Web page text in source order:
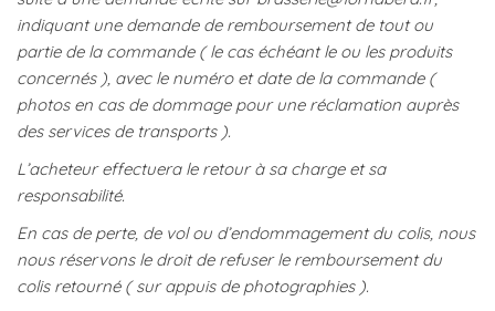
indiquant une demande de remboursement de tout ou
partie de la commande ( le cas échéant le ou les produits
concernés ), avec le numéro et date de la commande (
photos en cas de dommage pour une réclamation auprès
des services de transports ).
L’acheteur effectuera le retour à sa charge et sa
responsabilité.
En cas de perte, de vol ou d’endommagement du colis, nous
nous réservons le droit de refuser le remboursement du
colis retourné ( sur appuis de photographies ).